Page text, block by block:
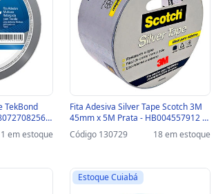
TekBond
-
em estoque
Fita Adesiva Silver Tape Scotch 3M
45mm x 5M Prata - HB004557912 -
130729 - HB004557912
Código 130729 18 em estoque
Estoque Cuiabá